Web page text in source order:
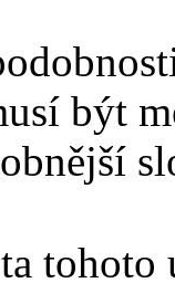
být
tohoto